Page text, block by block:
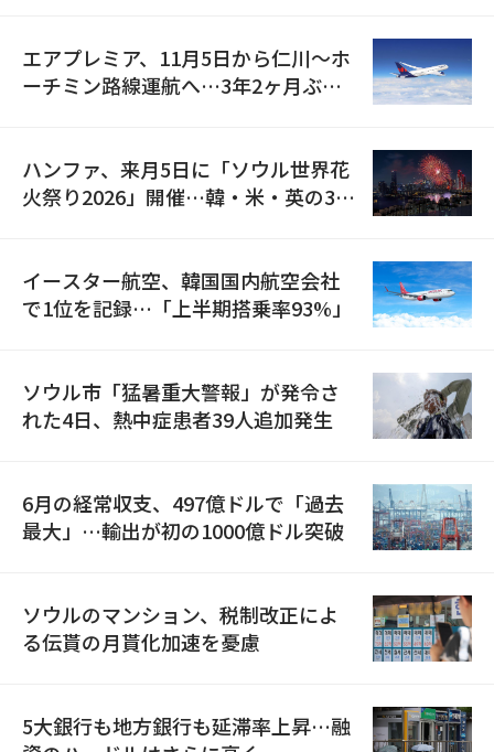
エアプレミア、11月5日から仁川〜ホ
ーチミン路線運航へ…3年2ヶ月ぶり
ハンファ、来月5日に「ソウル世界花
火祭り2026」開催…韓・米・英の3カ
イースター航空、韓国国内航空会社
で1位を記録…「上半期搭乗率93%」
ソウル市「猛暑重大警報」が発令さ
れた4日、熱中症患者39人追加発生
6月の経常収支、497億ドルで「過去
最大」…輸出が初の1000億ドル突破
ソウルのマンション、税制改正によ
る伝貰の月貰化加速を憂慮
5大銀行も地方銀行も延滞率上昇…融